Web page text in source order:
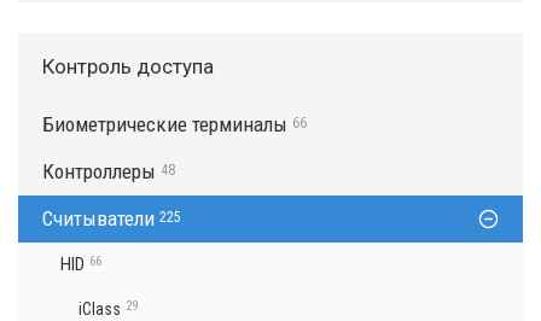
Контроль доступа
Биометрические терминалы 66
Контроллеры 48
Считыватели 225
HID 66
iClass 29